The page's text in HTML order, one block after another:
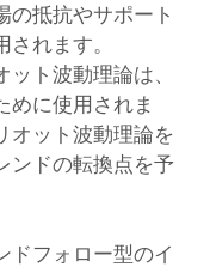
の抵抗やサポート
れます。
ト波動理論は、
めに使用されま
オット波動理論を
ンドの転換点を予
ドフォロー型のイ